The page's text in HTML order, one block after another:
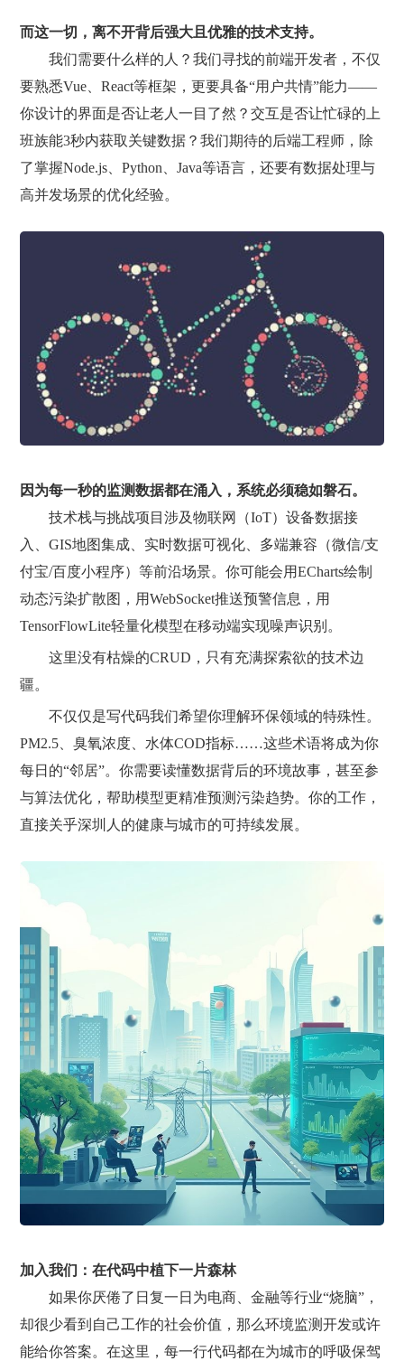
而这一切，离不开背后强大且优雅的技术支持。
我们需要什么样的人？我们寻找的前端开发者，不仅
要熟悉Vue、React等框架，更要具备“用户共情”能力——
你设计的界面是否让老人一目了然？交互是否让忙碌的上
班族能3秒内获取关键数据？我们期待的后端工程师，除
了掌握Node.js、Python、Java等语言，还要有数据处理与
高并发场景的优化经验。
因为每一秒的监测数据都在涌入，系统必须稳如磐石。
技术栈与挑战项目涉及物联网（IoT）设备数据接
入、GIS地图集成、实时数据可视化、多端兼容（微信/支
付宝/百度小程序）等前沿场景。你可能会用ECharts绘制
动态污染扩散图，用WebSocket推送预警信息，用
TensorFlowLite轻量化模型在移动端实现噪声识别。
这里没有枯燥的CRUD，只有充满探索欲的技术边
疆。
不仅仅是写代码我们希望你理解环保领域的特殊性。
PM2.5、臭氧浓度、水体COD指标……这些术语将成为你
每日的“邻居”。你需要读懂数据背后的环境故事，甚至参
与算法优化，帮助模型更精准预测污染趋势。你的工作，
直接关乎深圳人的健康与城市的可持续发展。
加入我们：在代码中植下一片森林
如果你厌倦了日复一日为电商、金融等行业“烧脑”，
却很少看到自己工作的社会价值，那么环境监测开发或许
能给你答案。在这里，每一行代码都在为城市的呼吸保驾